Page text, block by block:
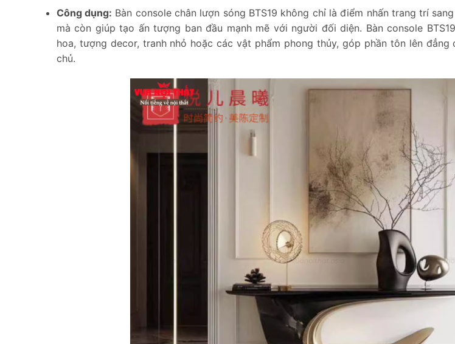
Công dụng: Bàn console chân lượn sóng BTS19 không chỉ là điểm nhấn trang trí
mà còn giúp tạo ấn tượng ban đầu mạnh mẽ với người đối diện. Bàn console
hoa, tượng decor, tranh nhỏ hoặc các vật phẩm phong thủy, góp phần tôn lên
chủ.